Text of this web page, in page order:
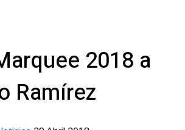
2018 a
Ramírez